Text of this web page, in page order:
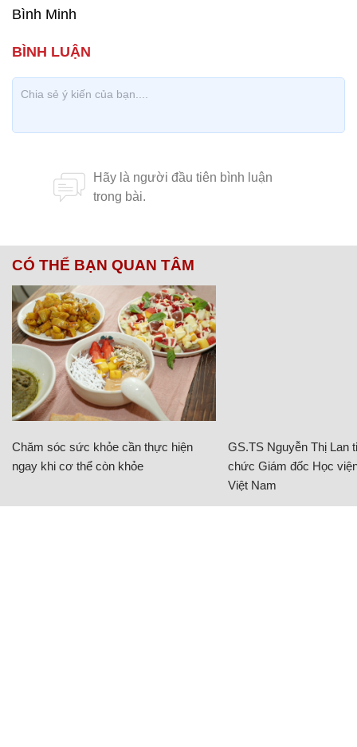
Bình Minh
CÓ THỂ BẠN QUAN TÂM
Chăm sóc sức khỏe cần thực hiện
ngay khi cơ thể còn khỏe
GS.TS Nguyễn Thị Lan
chức Giám đốc Học
Việt Nam